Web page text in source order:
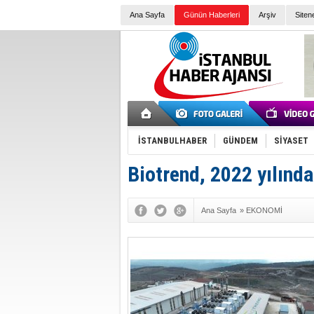
Ana Sayfa Günün Haberleri Arşiv
İSTANBULHABER GÜNDEM SİYASET
Biotrend, 2022
Ana Sayfa » EKONOMİ